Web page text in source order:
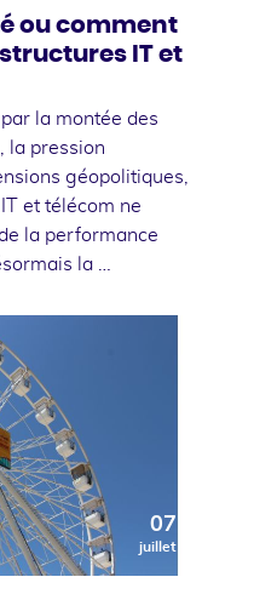
ou comment
IT et
la montée des
la pression
géopolitiques,
et télécom ne
la performance
la …
07
juillet